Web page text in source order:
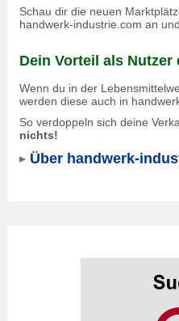
Schau dir die neuen
handwerk-industrie.com an
Dein Vorteil als
Wenn du in der
werden diese auch in
So verdoppeln sich deine
nichts!
Über handwerk-